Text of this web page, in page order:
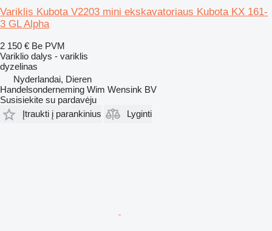
Variklis Kubota V2203 mini ekskavatoriaus Kubota KX 161-
3 GL Alpha
2 150 € Be PVM
Variklio dalys - variklis
dyzelinas
Nyderlandai, Dieren
Handelsonderneming Wim Wensink BV
Susisiekite su pardavėju
Įtraukti į parankinius
Lyginti